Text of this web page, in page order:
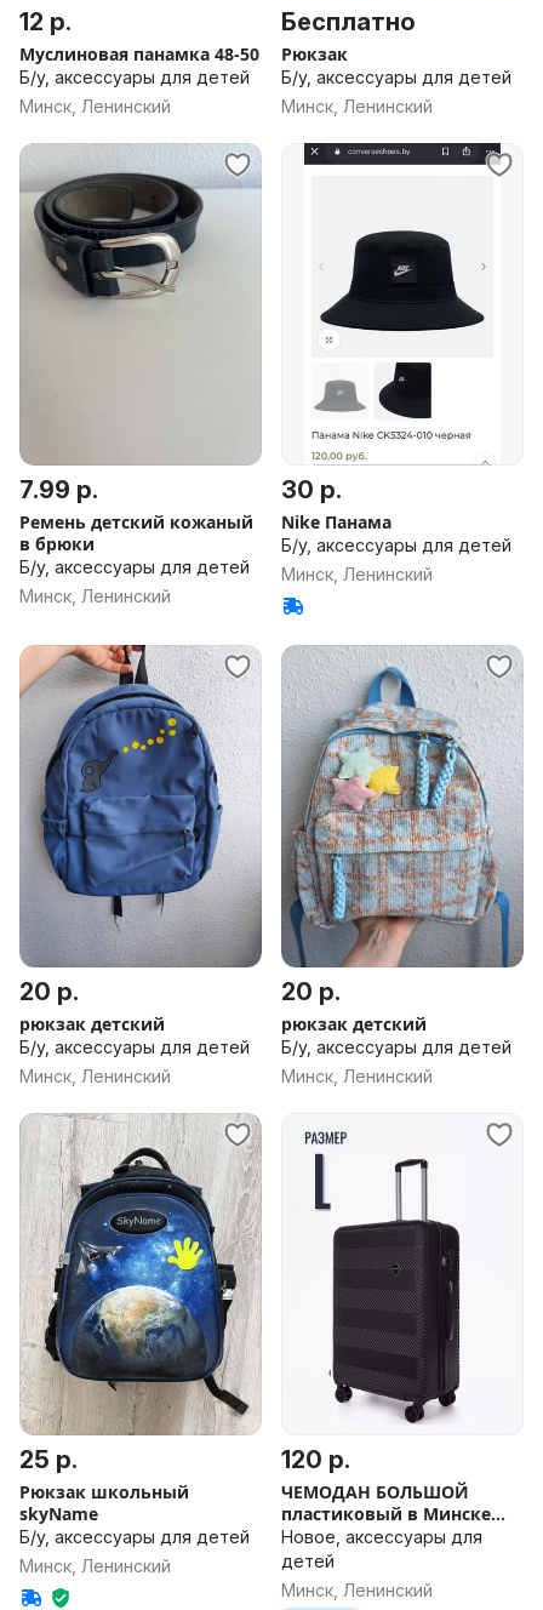
12 р.
Муслиновая панамка 48-50
Б/у, аксессуары для детей
Минск, Ленинский
Бесплатно
Рюкзак
Б/у, аксессуары для детей
Минск, Ленинский
7.99 р.
Ремень детский кожаный
в брюки
Б/у, аксессуары для детей
Минск, Ленинский
30 р.
Nike Панама
Б/у, аксессуары для детей
Минск, Ленинский
20 р.
рюкзак детский
Б/у, аксессуары для детей
Минск, Ленинский
20 р.
рюкзак детский
Б/у, аксессуары для детей
Минск, Ленинский
25 р.
Рюкзак школьный
skyName
Б/у, аксессуары для детей
Минск, Ленинский
120 р.
ЧЕМОДАН БОЛЬШОЙ
пластиковый в Минске
ДОСТАВКА поликарбонат
РАЗНЫЕ ЦВЕТА
Новое, аксессуары для
детей
Минск, Ленинский